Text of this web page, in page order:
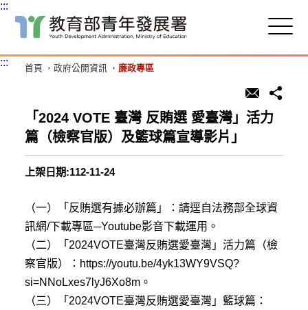
主
要
:::
::: 首頁 政府公開資訊 廉政專區
「2024 VOTE 臺灣 反賄選 愛臺灣」活力
篇（檢察官版）及籃球篇宣導影片」
上架日期:112-11-24
（一）「反賄選有據必辦篇」：請逕自法務部全球資
訊網/下載專區─Youtube影音下載運用。
（二）「2024VOTE臺灣反賄選愛臺灣」活力篇（檢
察官版）：https://youtu.be/4yk13WY9VSQ?
si=NNoLxes7lyJ6Xo8m。
（三）「2024VOTE臺灣反賄選愛臺灣」籃球篇：